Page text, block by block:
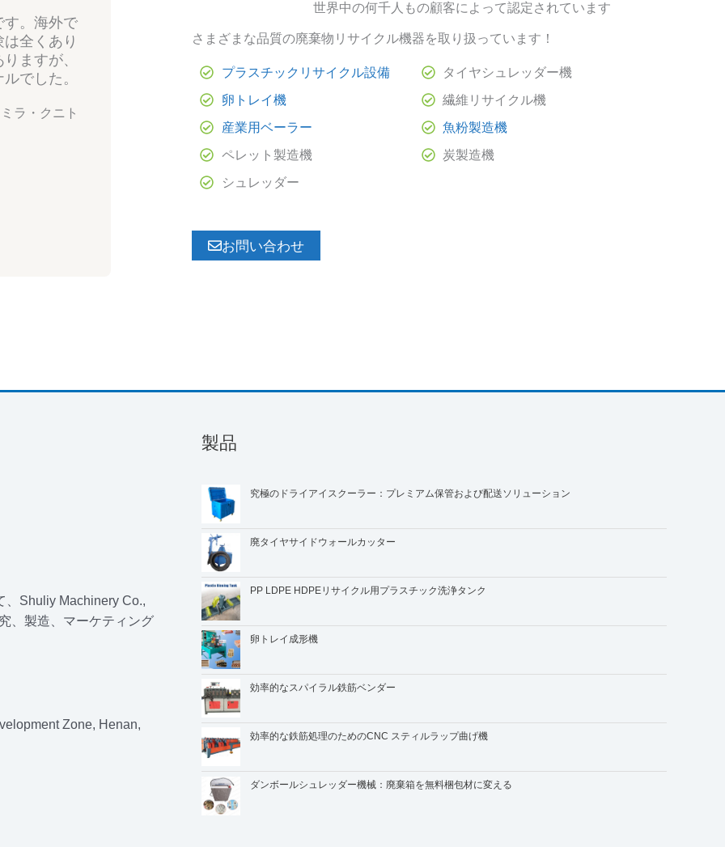
す。海外で
全くあり
ますが、
でした。
ミラ・クニト
世界中の何千人もの顧客によって認定されています
さまざまな品質の廃棄物リサイクル機器を取り扱っています！
プラスチックリサイクル設備
卵トレイ機
産業用ベーラー
ペレット製造機
シュレッダー
タイヤシュレッダー機
繊維リサイクル機
魚粉製造機
炭製造機
お問い合わせ
、Shuliy Machinery Co.,
、製造、マーケティング
Zone, Henan,
製品
究極のドライアイスクーラー：プレミアム保管および配送ソリューション
廃タイヤサイドウォールカッター
PP LDPE HDPEリサイクル用プラスチック洗浄タンク
卵トレイ成形機
効率的なスパイラル鉄筋ベンダー
効率的な鉄筋処理のためのCNC スティルラップ曲げ機
ダンボールシュレッダー機械：廃棄箱を無料梱包材に変える